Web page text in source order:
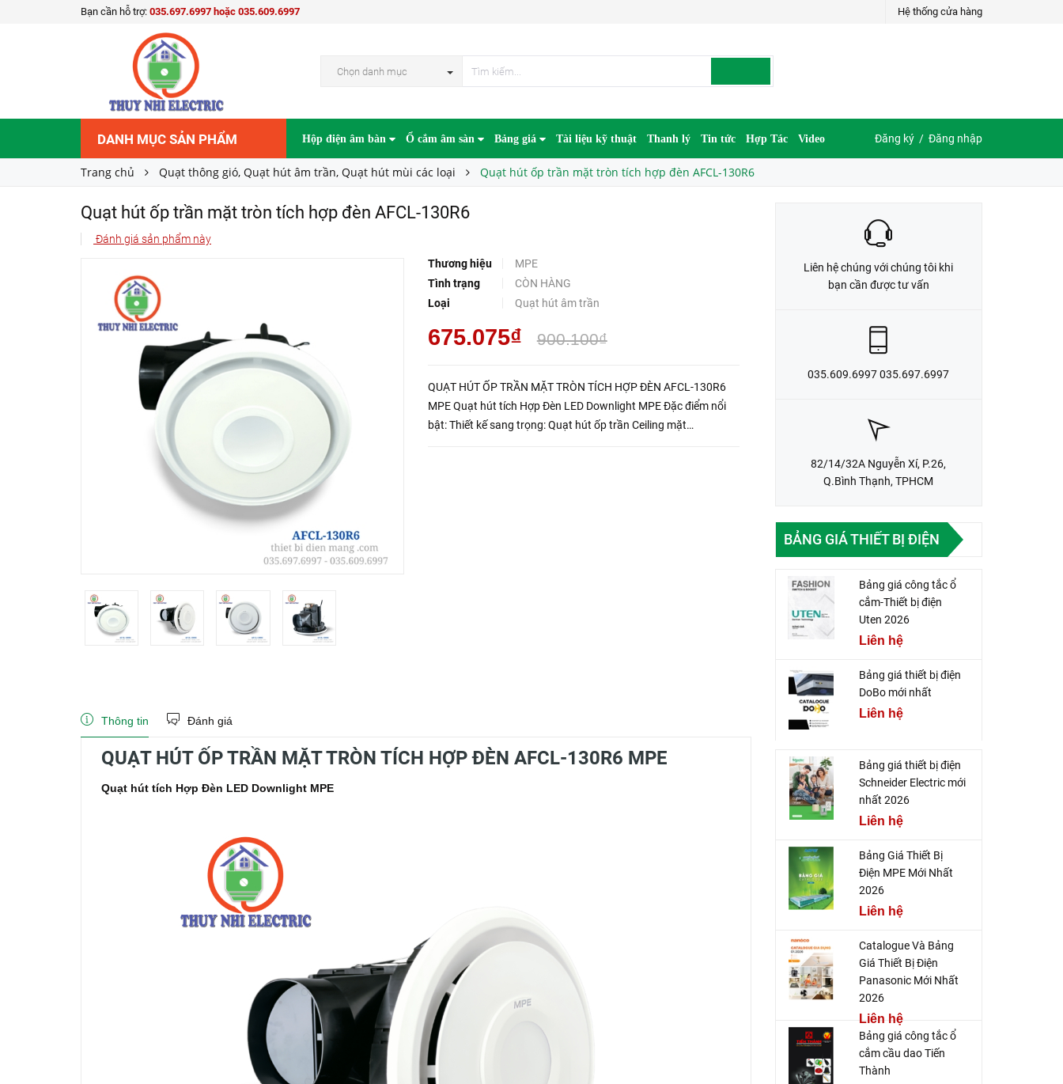
Bạn cần hỗ trợ: 035.697.6997 hoặc 035.609.6997 Hệ thống cửa hàng
Chọn danh mục
DANH MỤC SẢN PHẨM Hộp điện âm bàn Ổ cắm âm sàn Bảng giá Tài liệu kỹ thuật Thanh lý Tin tức Hợp Tác Video Đăng ký / Đăng nhập
Trang chủ Quạt thông gió, Quạt hút âm trần, Quạt hút mùi các loại Quạt hút ốp trần mặt tròn tích hợp đèn AFCL-130R6
Quạt hút ốp trần mặt tròn tích hợp đèn AFCL-130R6
Đánh giá sản phẩm này
Thương hiệu
MPE
Tình trạng
CÒN HÀNG
Loại
Quạt hút âm trần
675.075₫ 900.100₫
QUẠT HÚT ỐP TRẦN MẶT TRÒN TÍCH HỢP ĐÈN AFCL-130R6
MPE Quạt hút tích Hợp Đèn LED Downlight MPE Đặc điểm nổi
bật: Thiết kế sang trọng: Quạt hút ốp trần Ceiling mặt
Quạt hút ốp trần mặt tròn tích hợp đèn AFCL-130R6
Giá bán: 675.075₫
LIÊN HỆ ĐẶT HÀNG
Thông tin Đánh giá
QUẠT HÚT ỐP TRẦN MẶT TRÒN TÍCH HỢP ĐÈN AFCL-130R6 MPE
Quạt hút tích Hợp Đèn LED Downlight MPE
Liên hệ chúng với chúng tôi khi
bạn cần được tư vấn
035.609.6997 035.697.6997
82/14/32A Nguyễn Xí, P.26,
Q.Bình Thạnh, TPHCM
BẢNG GIÁ THIẾT BỊ ĐIỆN
Bảng giá công tắc ổ
cắm-Thiết bị điện
Uten 2026
Liên hệ
Bảng giá thiết bị điện
DoBo mới nhất
Liên hệ
Bảng giá thiết bị điện
Schneider Electric mới
nhất 2026
Liên hệ
Bảng Giá Thiết Bị
Điện MPE Mới Nhất
2026
Liên hệ
Catalogue Và Bảng
Giá Thiết Bị Điện
Panasonic Mới Nhất
2026
Liên hệ
Bảng giá công tắc ổ
cắm cầu dao Tiến
Thành